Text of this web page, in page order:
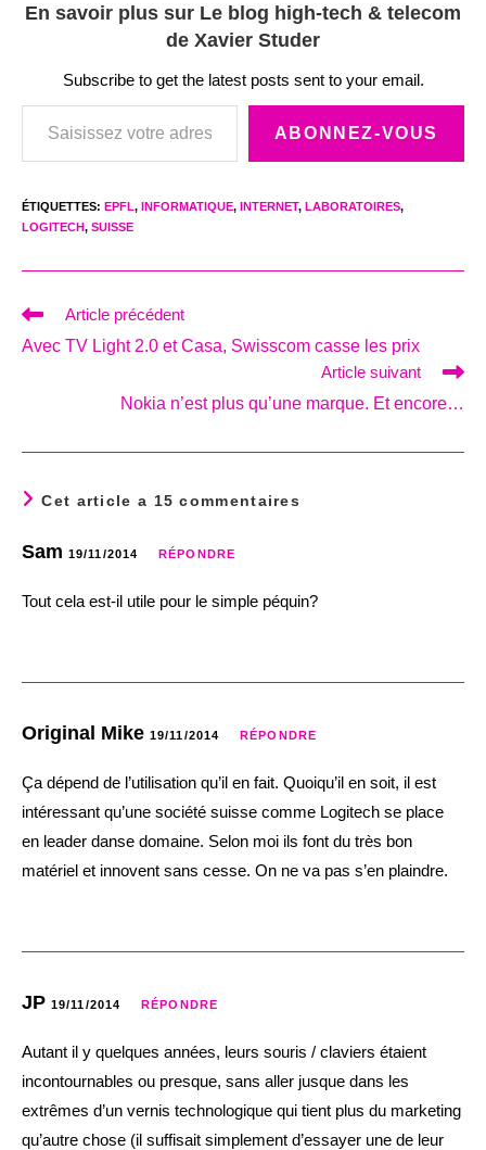
En savoir plus sur Le blog high-tech & telecom
de Xavier Studer
Subscribe to get the latest posts sent to your email.
Saisissez votre adresse e-mail…
ABONNEZ-VOUS
ÉTIQUETTES: EPFL, INFORMATIQUE, INTERNET, LABORATOIRES,
LOGITECH, SUISSE
Read
articles
Article précédent
Avec TV Light 2.0 et Casa, Swisscom casse les prix
Article suivant
Nokia n’est plus qu’une marque. Et encore…
Cet article a 15 commentaires
Sam 19/11/2014 RÉPONDRE
Tout cela est-il utile pour le simple péquin?
Original Mike 19/11/2014 RÉPONDRE
Ça dépend de l’utilisation qu’il en fait. Quoiqu’il en soit, il est
intéressant qu’une société suisse comme Logitech se place
en leader danse domaine. Selon moi ils font du très bon
matériel et innovent sans cesse. On ne va pas s’en plaindre.
JP 19/11/2014 RÉPONDRE
Autant il y quelques années, leurs souris / claviers étaient
incontournables ou presque, sans aller jusque dans les
extrêmes d’un vernis technologique qui tient plus du marketing
qu’autre chose (il suffisait simplement d’essayer une de leur